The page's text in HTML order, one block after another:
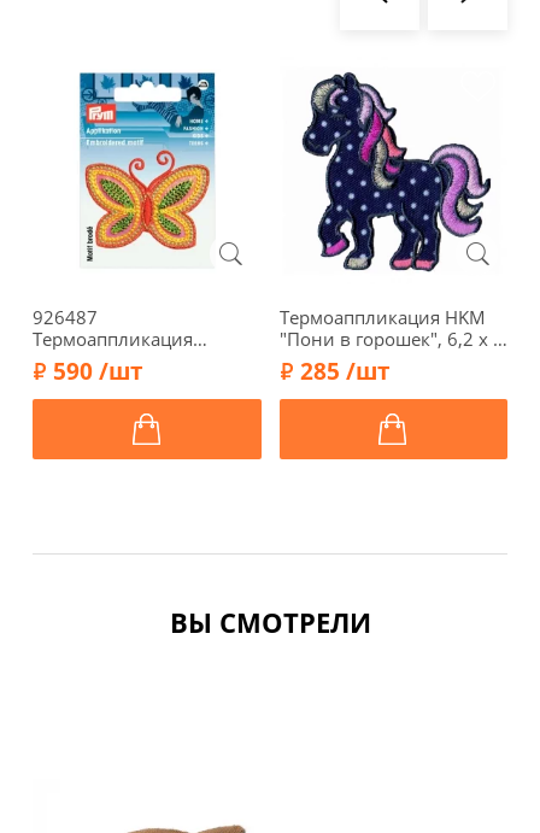
926487
Термоаппликация
"Бабочка" 6х4,5 см,
оранжевый/желтый цв.,
Prym
590 /шт
Термоаппликация HKM
"Пони в горошек", 6,2 х 7
см, цвет т.синий, 34741
285 /шт
ВЫ СМОТРЕЛИ